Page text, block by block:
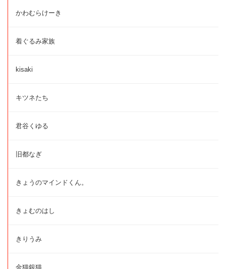
かわむらけーき
着ぐるみ家族
kisaki
キツネたち
君谷くゆる
旧都なぎ
きょうのマインドくん。
きょむのはし
きりうみ
金猫銀猫